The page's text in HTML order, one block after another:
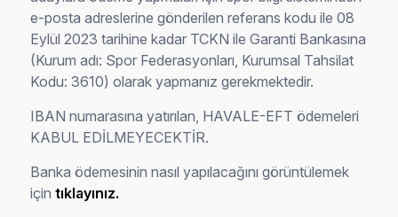
e-posta adreslerine gönderilen referans kodu ile 08
Eylül 2023 tarihine kadar TCKN ile Garanti Bankasına
(Kurum adı: Spor Federasyonları, Kurumsal Tahsilat
Kodu: 3610) olarak yapmanız gerekmektedir.
IBAN numarasına yatırılan, HAVALE-EFT ödemeleri
KABUL EDİLMEYECEKTİR.
Banka ödemesinin nasıl yapılacağını görüntülemek
içintıklayınız.